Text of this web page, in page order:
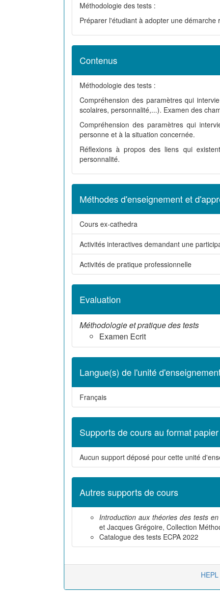
Méthodologie des tests :
Préparer l'étudiant à adopter une
Contenus
Méthodologie des tests :
Compréhension des paramètres qui
scolaires, personnalité,...). Examen des
Compréhension des paramètres qui
personne et à la situation concernée.
Réflexions à propos des liens qui
personnalité.
Méthodes d'enseignement et
Cours ex-cathedra
Activités interactives demandant une
Activités de pratique professionnelle
Evaluation
Méthodologie et pratique des tests
Examen Ecrit
Langue(s) de l'unité
Français
Supports de cours au format papier
Aucun support déposé pour cette unité
Autres supports de cours
Introduction aux théories des tests
et Jacques Grégoire, Collection
Catalogue des tests ECPA 2022